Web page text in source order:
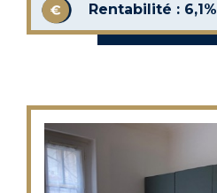
Rentabilité : 6,1%